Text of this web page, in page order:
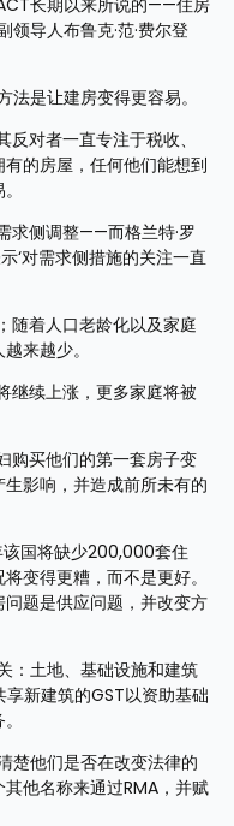
长期以来所说的——住房
导人布鲁克·范·费尔登
是让建房变得更容易。
对者一直专注于税收、
的房屋，任何他们能想到
求侧调整——而格兰特·罗
‘对需求侧措施的关注一直
随着人口老龄化以及家庭
来越少。
继续上涨，更多家庭将被
购买他们的第一套房子变
影响，并造成前所未有的
国将缺少200,000套住
变得更糟，而不是更好。
题是供应问题，并改变方
：土地、基础设施和建筑
新建筑的GST以资助基础
楚他们是否在改变法律的
他名称来通过RMA，并赋